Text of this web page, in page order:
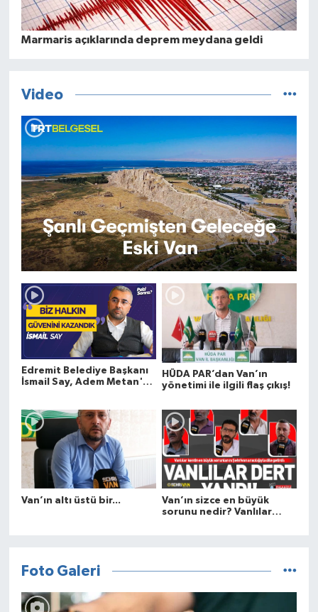
Marmaris açıklarında deprem meydana geldi
Video
Edremit Belediye Başkanı
İsmail Say, Adem Metan'a
HÜDA PAR’dan Van’ın
yönetimi ile ilgili flaş çıkış!
Van’ın altı üstü bir...
Van’ın sizce en büyük
sorunu nedir? Vanlılar
Foto Galeri